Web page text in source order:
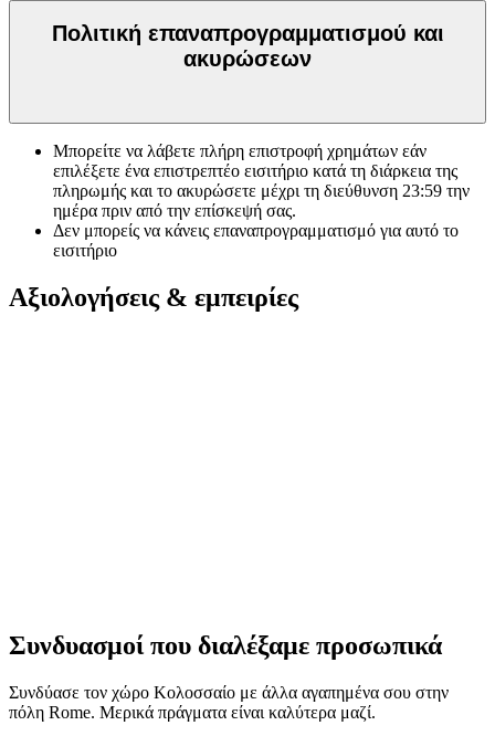
Πολιτική επαναπρογραμματισμού και
ακυρώσεων
Μπορείτε να λάβετε πλήρη επιστροφή χρημάτων εάν
επιλέξετε ένα επιστρεπτέο εισιτήριο κατά τη διάρκεια της
πληρωμής και το ακυρώσετε μέχρι τη διεύθυνση 23:59 την
ημέρα πριν από την επίσκεψή σας.
Δεν μπορείς να κάνεις επαναπρογραμματισμό για αυτό το
εισιτήριο
Αξιολογήσεις & εμπειρίες
Συνδυασμοί που διαλέξαμε προσωπικά
Συνδύασε τον χώρο Κολοσσαίο με άλλα αγαπημένα σου στην
πόλη Rome. Μερικά πράγματα είναι καλύτερα μαζί.